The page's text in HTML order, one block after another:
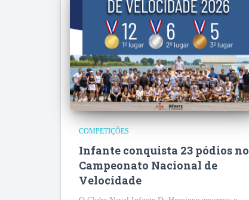
COMPETIÇÕES
Infante conquista 23 pódios no
Campeonato Nacional de
Velocidade